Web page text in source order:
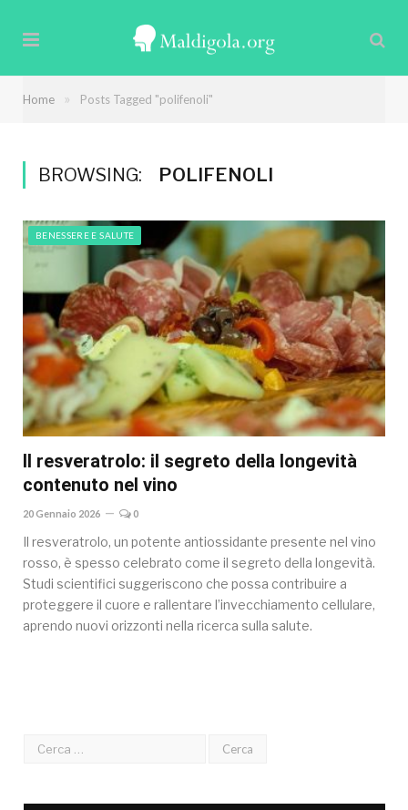
Home » Posts Tagged "polifenoli"
BROWSING: POLIFENOLI
BENESSERE E SALUTE
Il resveratrolo: il segreto della longevità
contenuto nel vino
20 Gennaio 2026 0
Il resveratrolo, un potente antiossidante presente nel vino
rosso, è spesso celebrato come il segreto della longevità.
Studi scientifici suggeriscono che possa contribuire a
proteggere il cuore e rallentare l’invecchiamento cellulare,
aprendo nuovi orizzonti nella ricerca sulla salute.